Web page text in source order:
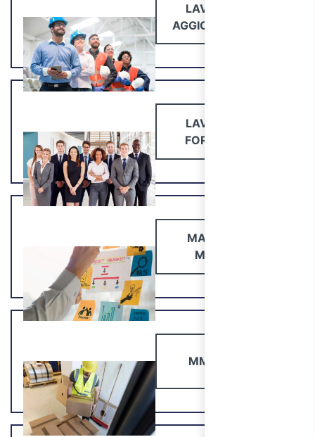
LAVORATORI:
AGGIORNAMENTO
LAVORATORI:
FORMAZIONE
MASTER PER
MANAGER
MM CARICHI